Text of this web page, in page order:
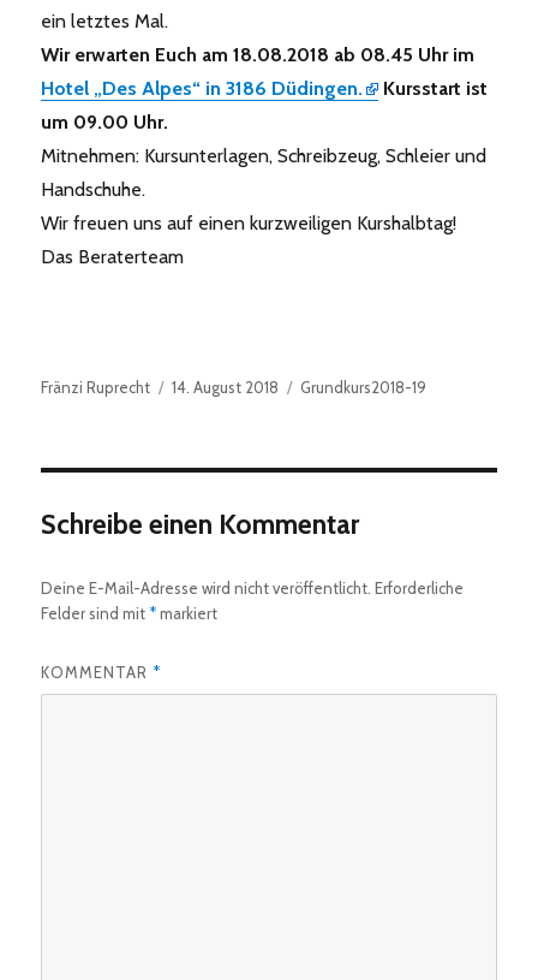
ein letztes Mal.
Wir erwarten Euch am 18.08.2018 ab 08.45 Uhr im
Hotel „Des Alpes“ in 3186 Düdingen.
Kursstart ist
um 09.00 Uhr.
Mitnehmen: Kursunterlagen, Schreibzeug, Schleier und
Handschuhe.
Wir freuen uns auf einen kurzweiligen Kurshalbtag!
Das Beraterteam
Autor
Fränzi Ruprecht
Veröffentlicht
14. August 2018 Kategorien
Grundkurs2018-19
Schreibe einen Kommentar
Deine E-Mail-Adresse wird nicht veröffentlicht. Erforderliche
Felder sind mit *markiert
KOMMENTAR *